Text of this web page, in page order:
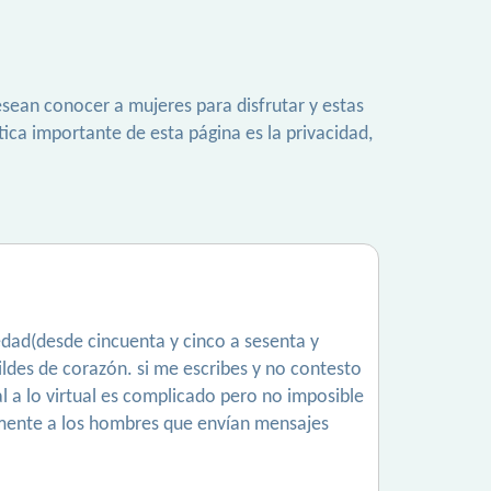
conocer a mujeres para disfrutar y estas
importante de esta página es la privacidad,
cincuenta y cinco a sesenta y
de corazón. si me escribes y no contesto
a lo virtual es complicado pero no imposible
a los hombres que envían mensajes